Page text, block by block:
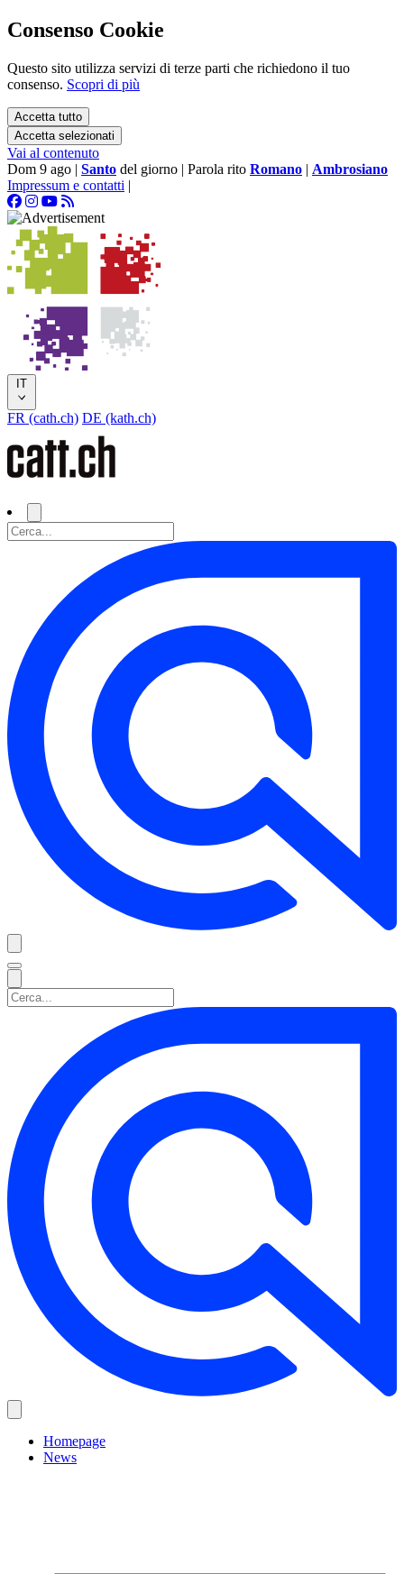
Consenso Cookie
Questo sito utilizza servizi di terze parti che richiedono il tuo
consenso. Scopri di più
Accetta tutto
Accetta selezionati
Vai al contenuto
Dom 9 ago | Santo del giorno | Parola rito Romano | Ambrosiano
Impressum e contatti |
IT
FR (cath.ch) DE (kath.ch)
Homepage
News